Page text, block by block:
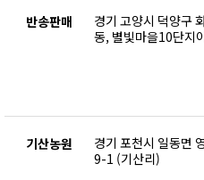
반송판매
경기 고양시 덕양구
동, 별빛마을10단지
기산농원
경기 포천시 일동면
9-1 (기산리)